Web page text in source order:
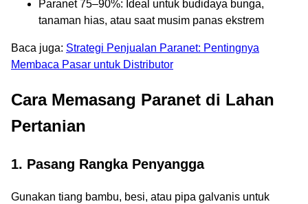
Paranet 75–90%: Ideal untuk budidaya bunga,
tanaman hias, atau saat musim panas ekstrem
Baca juga: Strategi Penjualan Paranet: Pentingnya
Membaca Pasar untuk Distributor
Cara Memasang Paranet di Lahan
Pertanian
1. Pasang Rangka Penyangga
Gunakan tiang bambu, besi, atau pipa galvanis untuk